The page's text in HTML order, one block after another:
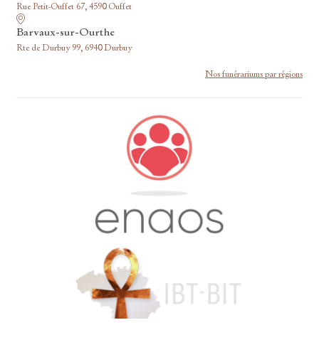
Rue Petit-Ouffet 67, 4590 Ouffet
Barvaux-sur-Ourthe
Rte de Durbuy 99, 6940 Durbuy
Nos funérariums par régions